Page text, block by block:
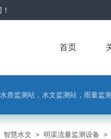
！
首页
质监测站，水文监测站，雨量监
智慧水文 > 明渠流量监测设备 >